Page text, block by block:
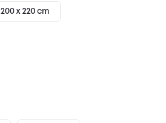
200 x 220 cm